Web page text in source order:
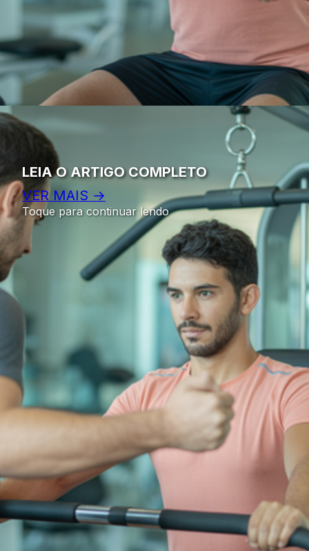
LEIA O ARTIGO COMPLETO
VER MAIS →
Toque para continuar lendo